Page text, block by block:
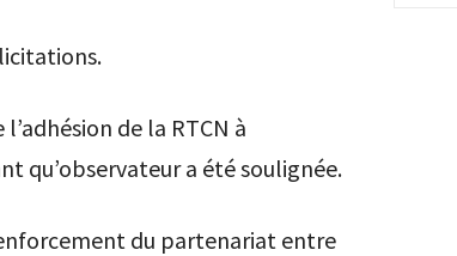
de la RTCN à
qu’observateur a été soulignée.
du partenariat entre